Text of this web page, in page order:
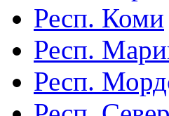
Респ. Коми
Респ.
Респ.